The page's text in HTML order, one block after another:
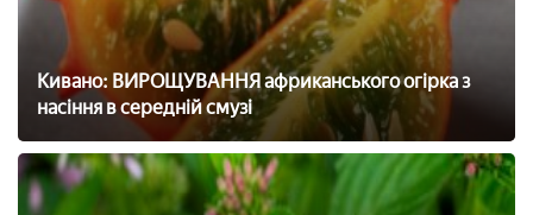
Кивано: ВИРОЩУВАННЯ африканського огірка з
насіння в середній смузі